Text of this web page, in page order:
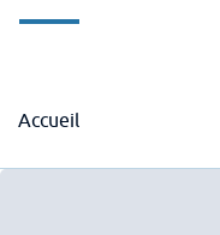
Fil
Accueil